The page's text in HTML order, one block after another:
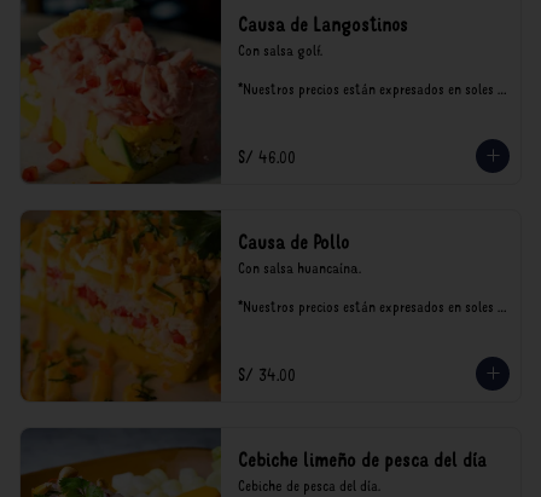
Causa de Langostinos
Con salsa golf.
*Nuestros precios están expresados en soles e
S/ 46.00
Causa de Pollo
Con salsa huancaína.
*Nuestros precios están expresados en soles e
S/ 34.00
Cebiche limeño de pesca del día
Cebiche de pesca del día.